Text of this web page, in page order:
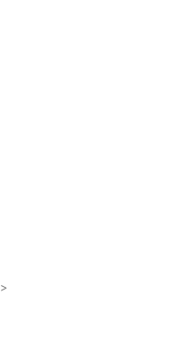
>